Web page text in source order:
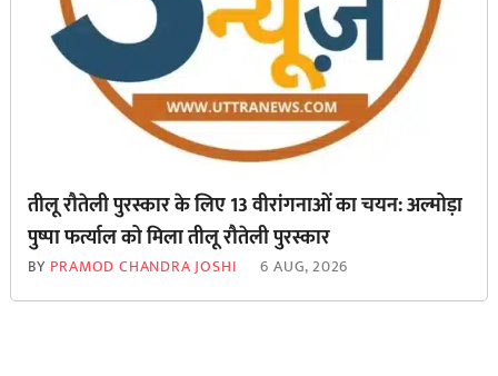
तीलू रौतेली पुरस्कार के लिए 13 वीरांगनाओं का चयन: अल्मोड़ा
पुष्पा फर्त्याल को मिला तीलू रौतेली पुरस्कार
BY PRAMOD CHANDRA JOSHI 6 AUG, 2026